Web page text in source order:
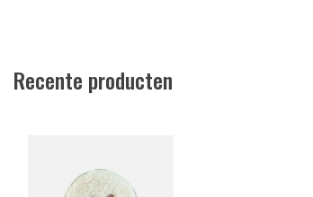
Recente producten